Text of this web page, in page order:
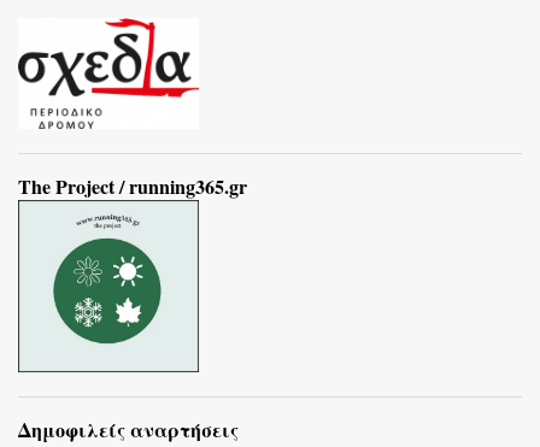
The Project / running365.gr
Δημοφιλείς αναρτήσεις